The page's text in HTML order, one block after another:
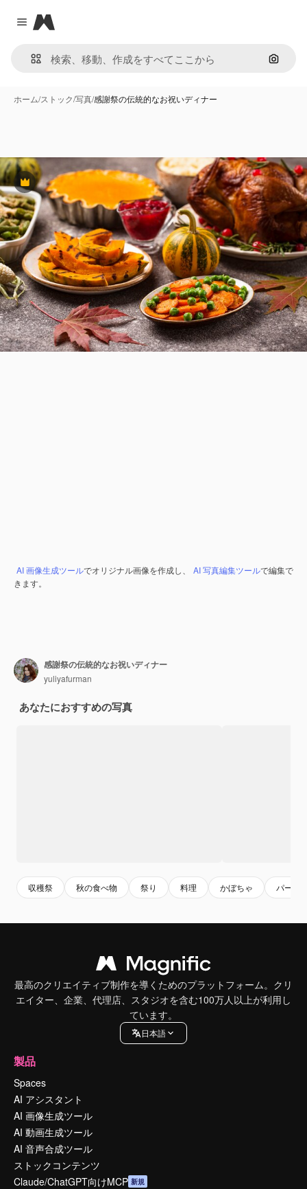
Close menu
Magnific
画像で
ホーム/ストック/写真/感謝祭の伝統的なお祝いディナー
Premium
AI 画像生成ツールでオリジナル画像を作成し、 AI 写真編集ツールで編集で
きます。
感謝祭の伝統的なお祝いディナー
yuliyafurman
あなたにおすすめの写真
収穫祭 秋の食べ物 祭り 料理 かぼちゃ パーテ
最高のクリエイティブ制作を導くためのプラットフォーム。クリ
エイター、企業、代理店、スタジオを含む100万人以上が利用し
ています。
日本語
製品
Spaces
AI アシスタント
AI 画像生成ツール
AI 動画生成ツール
AI 音声合成ツール
ストックコンテンツ
Claude/ChatGPT向けMCP 新規